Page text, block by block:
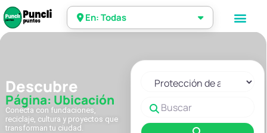
En: Todas
Descubre
Página: Ubicación
Conecta con fundaciones,
reciclaje, cultura y proyectos que
transforman tu ciudad.
Seleccionar el formulario de
Buscar